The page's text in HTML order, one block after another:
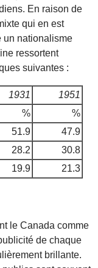
En raison de
qui en est
un nationalisme
ressortent
suivantes :
1931
1951
%
%
51.9
47.9
28.2
30.8
19.9 21.3
le Canada comme
de chaque
brillante.